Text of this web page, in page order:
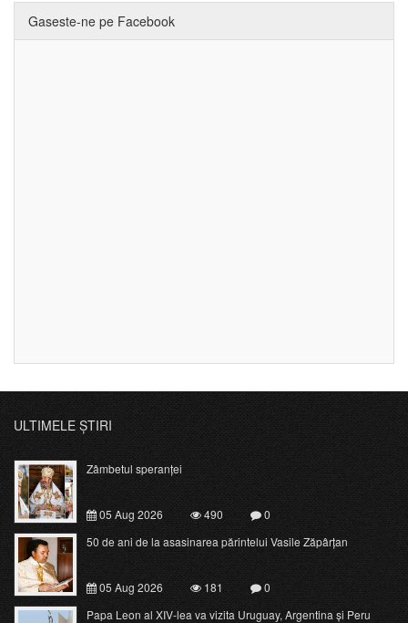
Gaseste-ne pe Facebook
ULTIMELE ȘTIRI
Zâmbetul speranței
05 Aug 2026 490
0
50 de ani de la asasinarea părintelui Vasile Zăpârțan
05 Aug 2026 181
0
Papa Leon al XIV-lea va vizita Uruguay, Argentina și Peru